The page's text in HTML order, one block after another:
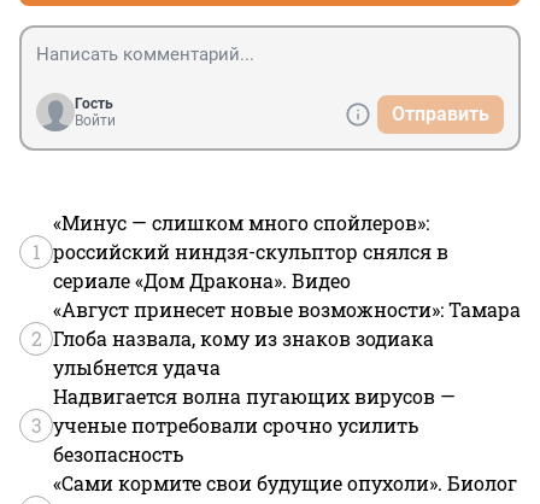
Гость
Войти
Отправить
1
«Минус — слишком много спойлеров»:
российский ниндзя-скульптор снялся в
сериале «Дом Дракона». Видео
2
«Август принесет новые возможности»: Тамара
Глоба назвала, кому из знаков зодиака
улыбнется удача
3
Надвигается волна пугающих вирусов —
ученые потребовали срочно усилить
безопасность
«Сами кормите свои будущие опухоли». Биолог